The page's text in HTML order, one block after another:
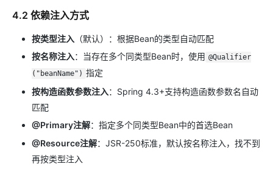
4.2 依赖注入方式
按类型注入 （默认）：根据Bean的类型自动匹配
按名称注入：当存在多个同类型Bean时，使用 @Qualifier
("beanName") 指定
按构造函数参数注入：Spring 4.3+支持构造函数参数名自动
匹配
@Primary注解：指定多个同类型Bean中的首选Bean
@Resource注解：JSR-250标准，默认按名称注入，找不到
再按类型注入